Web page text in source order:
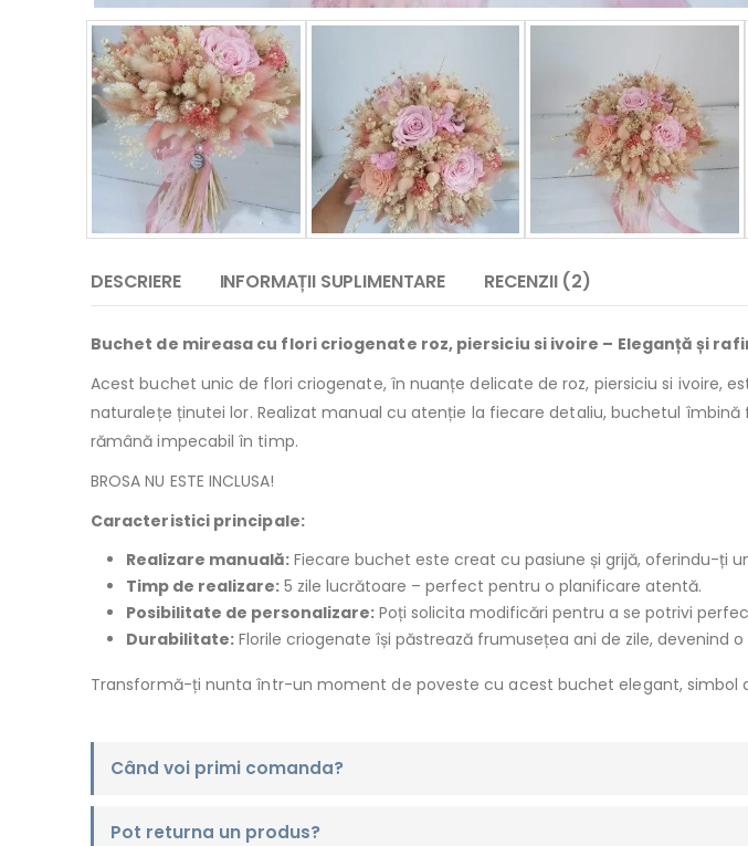
DESCRIERE INFORMAȚII SUPLIMENTARE RECENZII (2)
Buchet de mireasa cu flori criogenate roz, piersiciu si ivoire – Eleganță și
Acest buchet unic de flori criogenate, în nuanțe delicate de roz, piersiciu si ivoire,
naturalețe ținutei lor. Realizat manual cu atenție la fiecare detaliu, buchetul
rămână impecabil în timp.
BROSA NU ESTE INCLUSA!
Caracteristici principale:
Realizare manuală: Fiecare buchet este creat cu pasiune și grijă, oferindu-ți
Timp de realizare: 5 zile lucrătoare – perfect pentru o planificare atentă.
Posibilitate de personalizare: Poți solicita modificări pentru a se potrivi
Durabilitate: Florile criogenate își păstrează frumusețea ani de zile, devenind
Transformă-ți nunta într-un moment de poveste cu acest buchet elegant, simbol
Când voi primi comanda?
Pot returna un produs?